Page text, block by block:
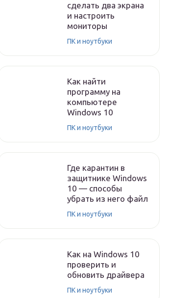
сделать два экрана
и настроить
мониторы
ПК и ноутбуки
Как найти
программу на
компьютере
Windows 10
ПК и ноутбуки
Где карантин в
защитнике Windows
10 — способы
убрать из него файл
ПК и ноутбуки
Как на Windows 10
проверить и
обновить драйвера
ПК и ноутбуки